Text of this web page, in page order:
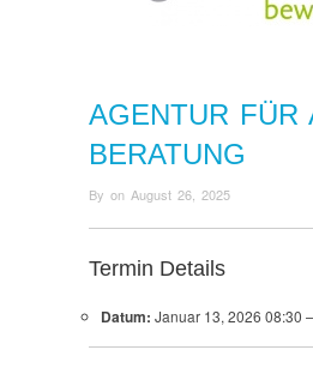
AGENTUR FÜR
BERATUNG
By on August 26, 2025
Termin Details
Datum: Januar 13, 2026 08:30 –